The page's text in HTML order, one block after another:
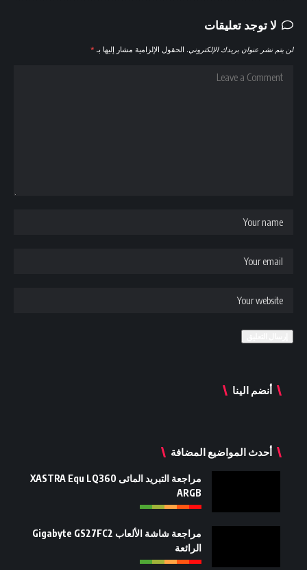
لا توجد تعليقات
لن يتم نشر عنوان بريدك الإلكتروني. الحقول الإلزامية مشار إليها بـ *
أنضم الينا
أحدث المواضيع المضافة
مراجعة التبريد المائى XASTRA Equ LQ360
ARGB
مراجعة شاشة الألعاب Gigabyte GS27FC2
الرائعة